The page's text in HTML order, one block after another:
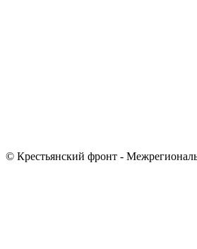
© Крестьянский фронт -